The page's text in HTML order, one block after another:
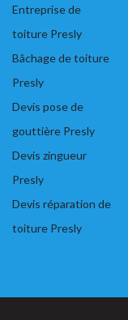
Entreprise de
toiture Presly
Bâchage de toiture
Presly
Devis pose de
gouttière Presly
Devis zingueur
Presly
Devis réparation de
toiture Presly